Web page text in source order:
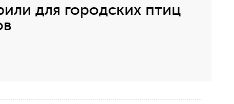
для городских птиц